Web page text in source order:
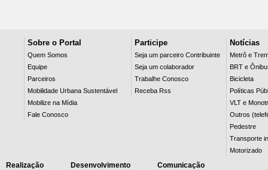
Sobre o Portal
Quem Somos
Equipe
Parceiros
Mobilidade Urbana Sustentável
Mobilize na Mídia
Fale Conosco
Participe
Seja um parceiro Contribuinte
Seja um colaborador
Trabalhe Conosco
Receba Rss
Notícias
Metrô e
BRT e
Bicicleta
Políticas
VLT e
Outros
Pedestre
Transporte
Motorizado
Realização Desenvolvimento Comunicação